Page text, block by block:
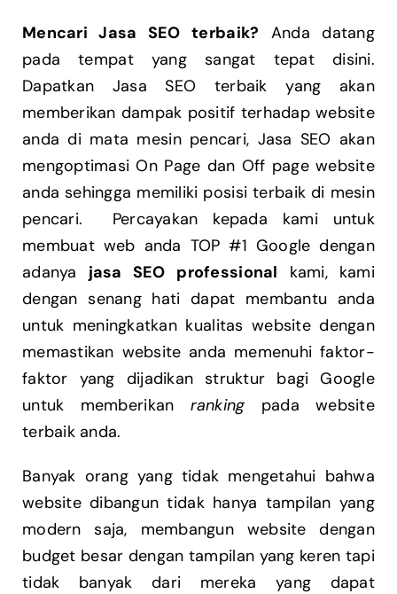
Mencari Jasa SEO terbaik? Anda datang
pada tempat yang sangat tepat disini.
Dapatkan Jasa SEO terbaik yang akan
memberikan dampak positif terhadap website
anda di mata mesin pencari, Jasa SEO akan
mengoptimasi On Page dan Off page website
anda sehingga memiliki posisi terbaik di mesin
pencari. Percayakan kepada kami untuk
membuat web anda TOP #1 Google dengan
adanya jasa SEO professional kami, kami
dengan senang hati dapat membantu anda
untuk meningkatkan kualitas website dengan
memastikan website anda memenuhi faktor-
faktor yang dijadikan struktur bagi Google
untuk memberikan rankingpada website
terbaik anda.
Banyak orang yang tidak mengetahui bahwa
website dibangun tidak hanya tampilan yang
modern saja, membangun website dengan
budget besar dengan tampilan yang keren tapi
tidak banyak dari mereka yang dapat